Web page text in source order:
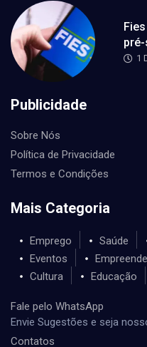
1
Publicidade
Sobre Nós
Política de Privacidade
Termos e Condições
Mais Categoria
Emprego Saúde
Eventos
Cultura
Educação
Fale pelo WhatsApp
Envie Sugestões e seja
Contatos